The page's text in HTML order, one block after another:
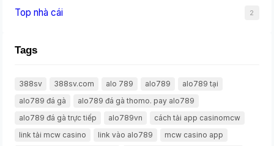
Top nhà cái 2
Tags
388sv 388sv.com alo 789 alo789
alo789 tại
alo789 đá gà
alo789 đá gà thomo. pay alo789
alo789 đá gà trực tiếp
alo789vn
cách tải app casinomcw
link tải mcw casino
link vào alo789
mcw casino app